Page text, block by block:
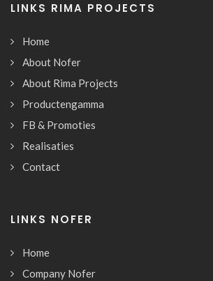
LINKS RIMA PROJECTS
Home
About Nofer
About Rima Projects
Productengamma
FB & Promoties
Realisaties
Contact
LINKS NOFER
Home
Company Nofer